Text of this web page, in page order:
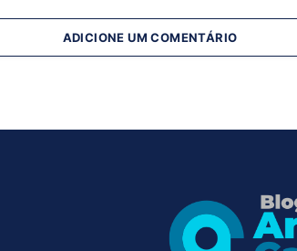
ADICIONE UM COMENTÁRIO